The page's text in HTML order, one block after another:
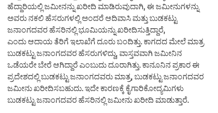
ಹೆದ್ದಾರಿಯಲ್ಲಿ ಜಮೀನನ್ನು ಖರೀದಿ ಮಾಡಿರುವುದಾಗಿ, ಈ ಜಮೀನುಗಳನ್ನು
ಅವರು ನಕಲಿ ಹೆಸರುಗಳಲ್ಲಿ ಅಂದರೆ ಆದಿವಾಸಿ ಮತ್ತು ಬುಡಕಟ್ಟು
ಜನಾಂಗದವರ ಹೆಸರಿನಲ್ಲಿ ಭೂಮಿಯನ್ನು ಖರೀದಿಸುತ್ತಿದ್ದಾರೆ,
ಎಂದು ಆದಾಯ ತೆರಿಗೆ ಇಲಾಖೆಗೆ ದೂರು ಬಂದಿತ್ತು. ಕಾಗದದ ಮೇಲೆ ಮಾತ್ರ
ಬುಡಕಟ್ಟು ಜನಾಂಗದವರ ಹೆಸರುಗಳಿದ್ದು, ವಾಸ್ತವವಾಗಿ ಜಮೀನಿನ
ಒಡೆಯರೇ ಬೇರೆ ಆಗಿದ್ದಾರೆ ಎಂಬುದು ದೂರಾಗಿತ್ತು. ಕಾನೂನಿನ ಪ್ರಕಾರ ಈ
ಪ್ರದೇಶದಲ್ಲಿ ಬುಡಕಟ್ಟು ಜನಾಂಗದವರು ಮಾತ್ರ, ಬುಡಕಟ್ಟು ಜನಾಂಗದವರ
ಜಮೀನು ಖರೀದಿಸಬಹುದು. ಇದೇ ಕಾರಣಕ್ಕೆ ಕೈಗಾರಿಕೋದ್ಯಮಿಗಳು
ಬುಡಕಟ್ಟು ಜನಾಂಗದವರ ಹೆಸರಿನಲ್ಲಿ ಜಮೀನು ಖರೀದಿ ಮಾಡುತ್ತಾರೆ.